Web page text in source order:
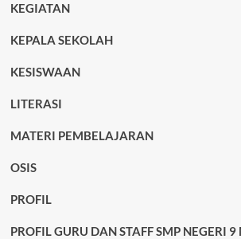
KEGIATAN
KEPALA SEKOLAH
KESISWAAN
LITERASI
MATERI PEMBELAJARAN
OSIS
PROFIL
PROFIL GURU DAN STAFF SMP NEGERI